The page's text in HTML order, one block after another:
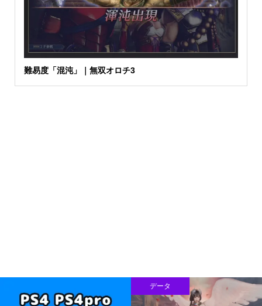
難易度「混沌」｜無双オロチ3
データ